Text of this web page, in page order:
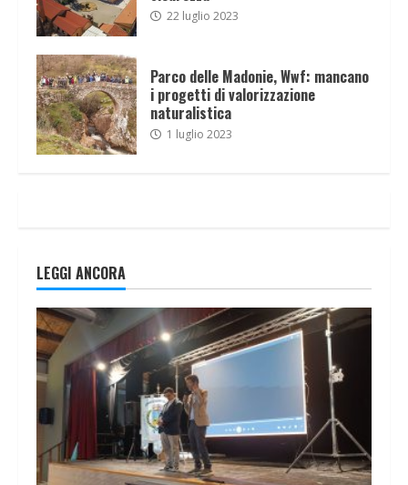
22 luglio 2023
Parco delle Madonie, Wwf: mancano
i progetti di valorizzazione
naturalistica
1 luglio 2023
LEGGI ANCORA